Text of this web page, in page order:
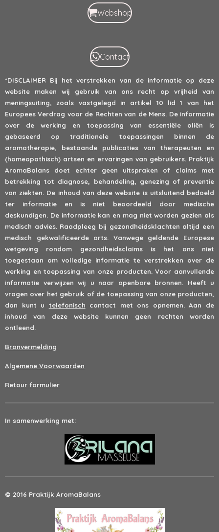
Webshop
Contact
*DISCLAIMER Bij het verstrekken van de informatie op deze
website maken wij gebruik van ons recht op vrijheid van
meningsuiting, zoals vastgelegd in artikel 10 lid 1 van het
Europees Verdrag voor de Rechten van de Mens. De informatie
over de werking en toepassing van essentiële oliën is
gebaseerd op traditionele toepassingen binnen de
aromatherapie, bestaande publicaties van therapeuten en
(homeopathisch) artsen en ervaringen van gebruikers. Praktijk
AromaBalans doet echter geen uitspraken of claims met
betrekking tot diagnose, behandeling, genezing of preventie
van ziekten. De inhoud van deze website is uitsluitend bedoeld
ter informatie en is niet beoordeeld door medische
deskundigen. De informatie kan en mag niet worden gezien als
medisch advies. Raadpleeg bij gezondheidsklachten altijd een
medisch gekwalificeerde arts. Vanwege geldende Europese
wetgeving rondom gezondheidsclaims is het ons niet
toegestaan om volledige informatie te verstrekken over de
werking en toepassing van onze producten. Voor aanvullende
informatie verwijzen wij u naar openbare bronnen. Heeft u
vragen over het gebruik of de toepassing van onze producten,
dan kunt u telefonisch contact met ons opnemen. Aan de
inhoud van deze website kunnen geen rechten worden
ontleend.
Bronvermelding
Algemene Voorwaarden
Retour formulier
In samenwerking met:
© 2016 Praktijk AromaBalans